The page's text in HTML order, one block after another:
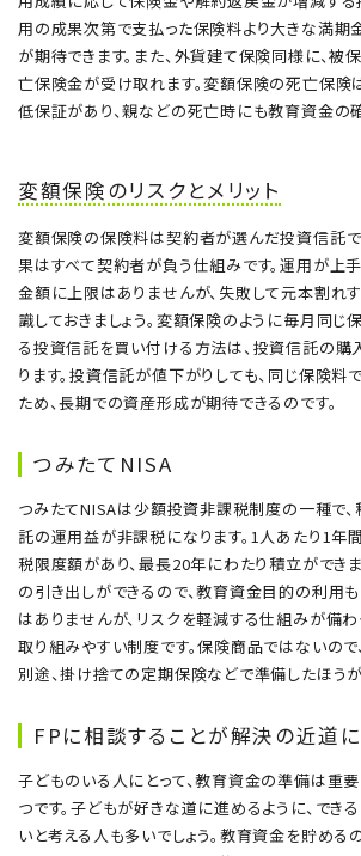
用の成果次第で支払った保険料より大きな満期
が期待できます。また、外貨建て保険同様に、
亡保険金が受け取れます。変額保険の死亡保険
低保証があり、親などの死亡時にも教育資金の
変額保険のリスクとメリット
変額保険の保険料は契約者が選んだ投資信託
果はすべて契約者が負う仕組みです。運用が上
金額に上限はありませんが、失敗して元本割れ
識しておきましょう。変額保険のように毎月同
る投資信託を買い付ける方法は、投資信託の購
ります。投資信託が値下がりしても、同じ保険料
ため、長期での資産形成が期待できるのです。
つみたてNISA
つみたてNISAは少額投資非課税制度の一種で
託の運用益が非課税になります。1人あたり1年
税限度額があり、最長20年にわたり積立ができ
の引き出しができるので、教育資金目的の利用
はありませんが、リスクを軽減する仕組みが備わ
取り組みやすい制度です。保険商品ではないの
別途、掛け捨ての定期保険などで準備したほうが
FPに相談することが解決の近道に
子どものいる人にとって、教育資金の準備は重
つです。子どもが好きな道に進めるように、でき
いと考える人も多いでしょう。教育資金を貯める